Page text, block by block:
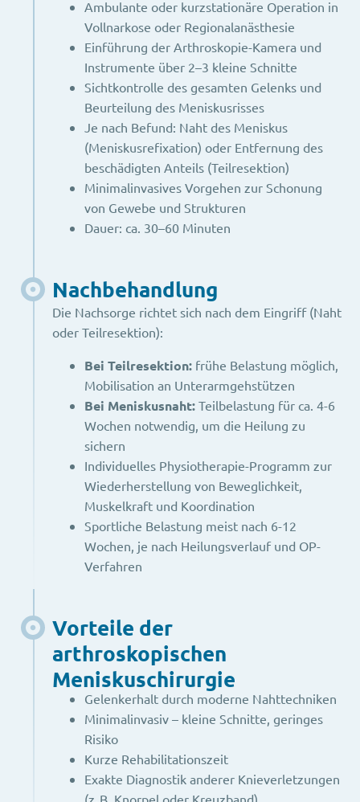
Ambulante oder kurzstationäre Operation in
Vollnarkose oder Regionalanästhesie
Einführung der Arthroskopie-Kamera und
Instrumente über 2–3 kleine Schnitte
Sichtkontrolle des gesamten Gelenks und
Beurteilung des Meniskusrisses
Je nach Befund: Naht des Meniskus
(Meniskusrefixation) oder Entfernung des
beschädigten Anteils (Teilresektion)
Minimalinvasives Vorgehen zur Schonung
von Gewebe und Strukturen
Dauer: ca. 30–60 Minuten
Nachbehandlung
Die Nachsorge richtet sich nach dem Eingriff (Naht
oder Teilresektion):
Bei Teilresektion:frühe Belastung möglich,
Mobilisation an Unterarmgehstützen
Bei Meniskusnaht:Teilbelastung für ca. 4-6
Wochen notwendig, um die Heilung zu
sichern
Individuelles Physiotherapie-Programm zur
Wiederherstellung von Beweglichkeit,
Muskelkraft und Koordination
Sportliche Belastung meist nach 6-12
Wochen, je nach Heilungsverlauf und OP-
Verfahren
Vorteile der
arthroskopischen
Meniskuschirurgie
Gelenkerhalt durch moderne Nahttechniken
Minimalinvasiv – kleine Schnitte, geringes
Risiko
Kurze Rehabilitationszeit
Exakte Diagnostik anderer Knieverletzungen
(z. B. Knorpel oder Kreuzband)